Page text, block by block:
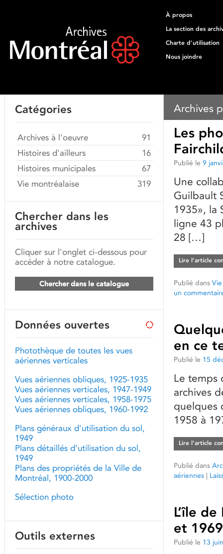
À propos
La section des
Charte d'utilisation
Nous joindre
Archives
Les
Publié le 9
Une
Guilbault
1935», la
ligne 43
28 […]
Lire l’article
Publié dans
un
en ce
Publié le 15
Le temps
archives
quelques
1958 à
Lire l’article
Publié dans
aériennes |
L’île
et
Publié le 13
Catégories
Archives à l'oeuvre
91
Histoires d'ailleurs
16
Histoires municipales
67
Vie montréalaise
319
Chercher dans les
archives
Cliquer sur l'onglet ci-dessous pour
accéder à notre catalogue.
Chercher dans le catalogue
Données ouvertes
Photothèque de toutes les vues
aériennes verticales
Vues aériennes obliques, 1925-1935
Vues aériennes verticales, 1947-1949
Vues aériennes verticales, 1958-1975
Vues aériennes obliques, 1960-1992
Plans généraux d'utilisation du sol,
1949
Plans détaillés d'utilisation du sol,
1949
Plans des propriétés de la Ville de
Montréal, 1900-2000
Sélection photo
Outils externes